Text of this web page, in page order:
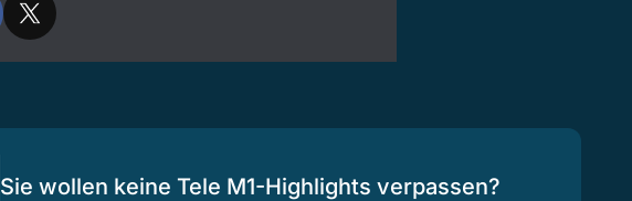
Sie wollen keine Tele M1-Highlights verpassen?